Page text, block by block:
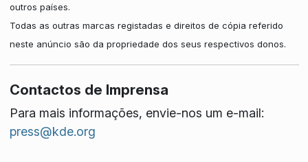
outros países.
Todas as outras marcas registadas e direitos de cópia referido
neste anúncio são da propriedade dos seus respectivos donos.
Contactos de Imprensa
Para mais informações, envie-nos um e-mail:
press@kde.org